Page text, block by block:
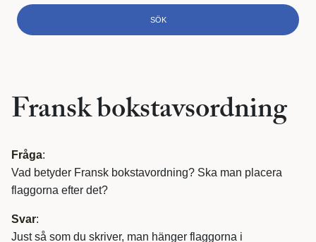
Fransk bokstavsordning
Fråga:
Vad betyder Fransk bokstavordning? Ska man placera
flaggorna efter det?
Svar:
Just så som du skriver, man hänger flaggorna i